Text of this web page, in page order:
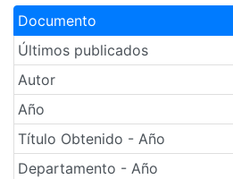
Documento
Últimos publicados
Autor
Año
Título Obtenido - Año
Departamento - Año